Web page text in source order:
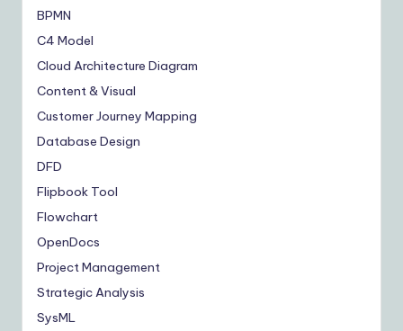
BPMN
C4 Model
Cloud Architecture Diagram
Content & Visual
Customer Journey Mapping
Database Design
DFD
Flipbook Tool
Flowchart
OpenDocs
Project Management
Strategic Analysis
SysML